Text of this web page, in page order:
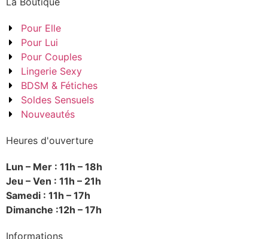
Pour Elle
Pour Lui
Pour Couples
Lingerie Sexy
BDSM & Fétiches
Soldes Sensuels
Nouveautés
Heures d'ouverture
Lun – Mer : 11h – 18h
Jeu – Ven : 11h – 21h
Samedi : 11h – 17h
Dimanche :12h – 17h
Informations